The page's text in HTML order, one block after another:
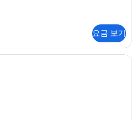
요금 보기
고급 침구, 오리/거위털 이불, 미니바,